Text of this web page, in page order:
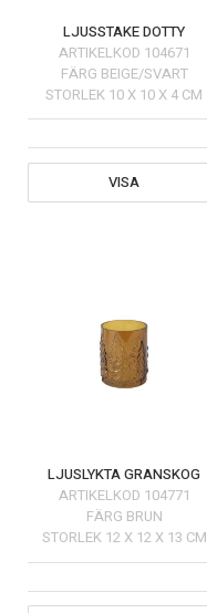
LJUSSTAKE DOTTY
ARTIKELKOD 104671
FÄRG BEIGE/SVART
STORLEK 10 X 10 X 4 CM
VISA
LJUSLYKTA GRANSKOG
ARTIKELKOD 104771
FÄRG BRUN
STORLEK 12 X 12 X 13 CM